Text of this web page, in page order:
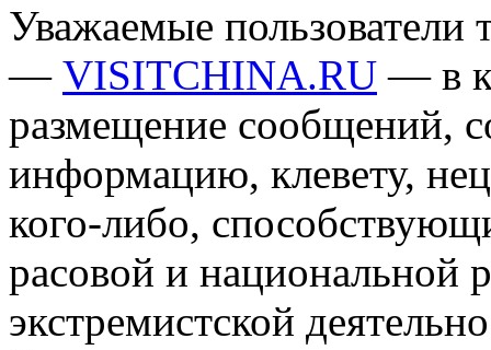
Уважаемые пользователи
— VISITCHINA.RU — в
размещение сообщений,
информацию, клевету,
кого-либо,
расовой и национальной
экстремистской